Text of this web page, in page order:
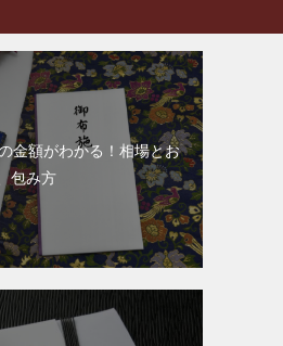
金額がわかる！相場とお
包み方